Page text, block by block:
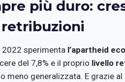
più duro:
2022 sperimenta l’apartheid
del 7,8% e il proprio livello
meno generalizzata. E grazie